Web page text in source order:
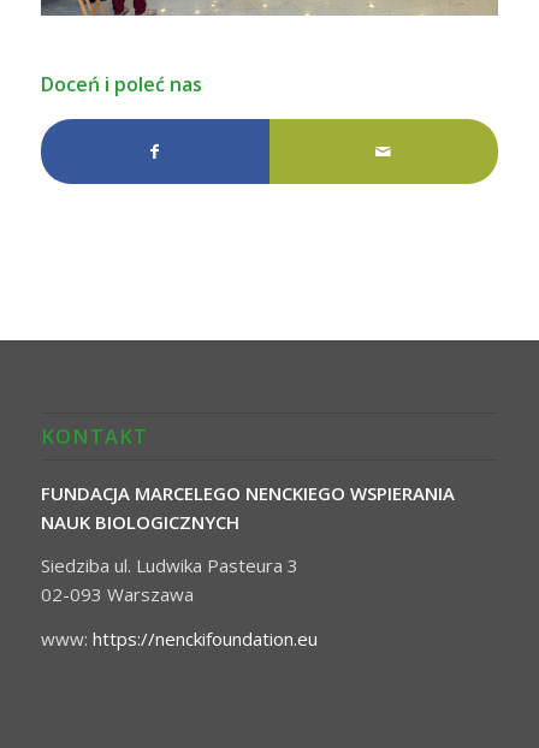
Doceń i poleć nas
KONTAKT
FUNDACJA MARCELEGO NENCKIEGO WSPIERANIA
NAUK BIOLOGICZNYCH
Siedziba ul. Ludwika Pasteura 3
02-093 Warszawa
www: https://nenckifoundation.eu